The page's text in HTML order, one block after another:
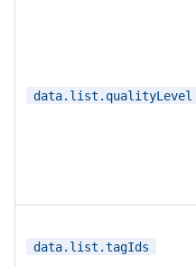
data.list.qualityLevel
data.list.tagIds